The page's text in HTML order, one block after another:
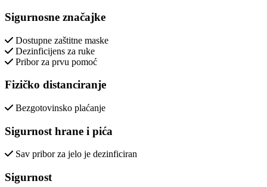
Sigurnosne značajke
Dostupne zaštitne maske
Dezinficijens za ruke
Pribor za prvu pomoć
Fizičko distanciranje
Bezgotovinsko plaćanje
Sigurnost hrane i pića
Sav pribor za jelo je dezinficiran
Sigurnost